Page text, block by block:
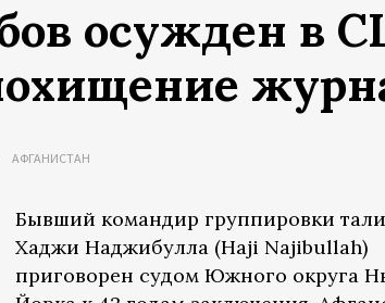
осужден в
АФГАНИСТАН
Бывший командир группировки
Хаджи Наджибулла (Haji Najibullah)
приговорен судом Южного округа